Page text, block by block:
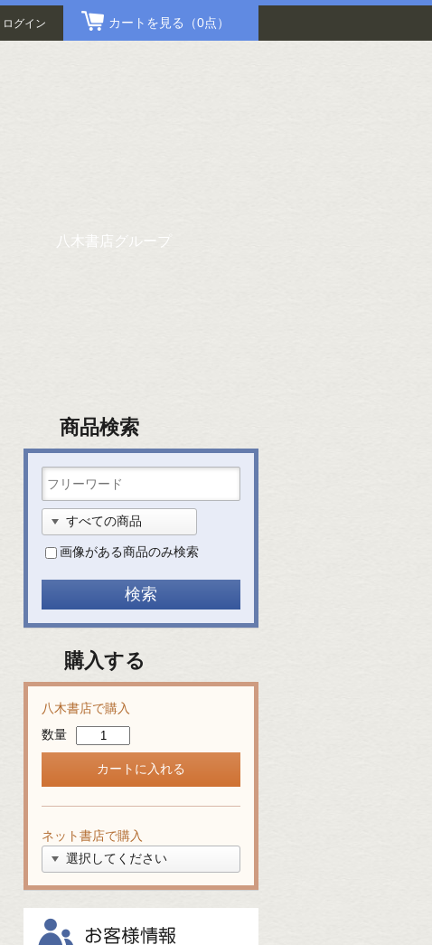
ログイン カートを見る （0点）
八木書店グループ
商品検索
画像がある商品のみ検索
購入する
八木書店で購入
数量
ネット書店で購入